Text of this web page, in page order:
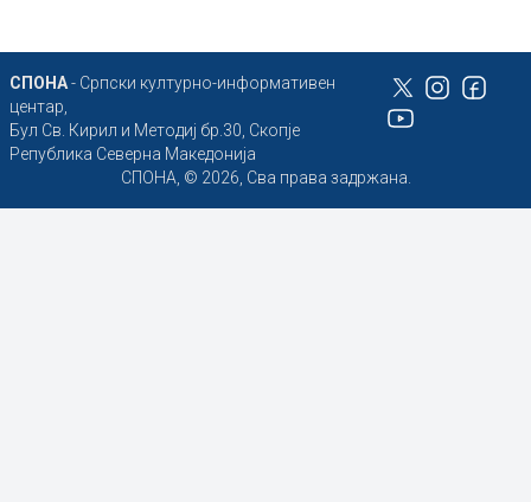
СПОНА- Српски културно-информативен
центар,
Бул Св. Кирил и Методиј бр.30, Скопје
Република Северна Македонија
СПОНА, © 2026, Сва права задржана.